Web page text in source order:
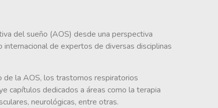
del sueño (AOS) desde una perspectiva
de expertos de diversas disciplinas
de la AOS, los trastornos respiratorios
capítulos dedicados a áreas como la terapia
neurológicas, entre otras.